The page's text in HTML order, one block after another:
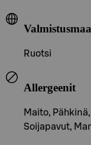
Valmistusmaa
Ruotsi
Allergeenit
Maito,
Soijapavut,